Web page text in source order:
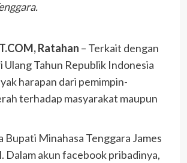
Ratahan – Terkait dengan
Ulang Tahun Republik Indonesia
harapan dari pemimpin-
terhadap masyarakat maupun
Bupati Minahasa Tenggara James
Dalam akun facebook pribadinya,